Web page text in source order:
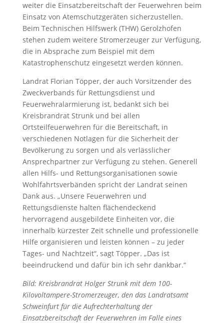
weiter die Einsatzbereitschaft der Feuerwehren beim
Einsatz von Atemschutzgeräten sicherzustellen.
Beim Technischen Hilfswerk (THW) Gerolzhofen
stehen zudem weitere Stromerzeuger zur Verfügung,
die in Absprache zum Beispiel mit dem
Katastrophenschutz eingesetzt werden können.
Landrat Florian Töpper, der auch Vorsitzender des
Zweckverbands für Rettungsdienst und
Feuerwehralarmierung ist, bedankt sich bei
Kreisbrandrat Strunk und bei allen
Ortsteilfeuerwehren für die Bereitschaft, in
verschiedenen Notlagen für die Sicherheit der
Bevölkerung zu sorgen und als verlässlicher
Ansprechpartner zur Verfügung zu stehen. Generell
allen Hilfs- und Rettungsorganisationen sowie
Wohlfahrtsverbänden spricht der Landrat seinen
Dank aus. „Unsere Feuerwehren und
Rettungsdienste halten flächendeckend
hervorragend ausgebildete Einheiten vor, die
innerhalb kürzester Zeit schnelle und professionelle
Hilfe organisieren und leisten können – zu jeder
Tages- und Nachtzeit“, sagt Töpper. „Das ist
beeindruckend und dafür bin ich sehr dankbar.“
Bild: Kreisbrandrat Holger Strunk mit dem 100-
Kilovoltampere-Stromerzeuger, den das Landratsamt
Schweinfurt für die Aufrechterhaltung der
Einsatzbereitschaft der Feuerwehren im Falle eines